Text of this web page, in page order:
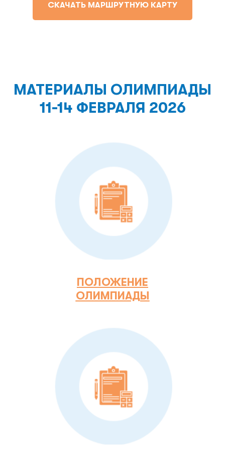
СКАЧАТЬ МАРШРУТНУЮ КАРТУ
МАТЕРИАЛЫ ОЛИМПИАДЫ
11-14 ФЕВРАЛЯ 2026
ПОЛОЖЕНИЕ
ОЛИМПИАДЫ